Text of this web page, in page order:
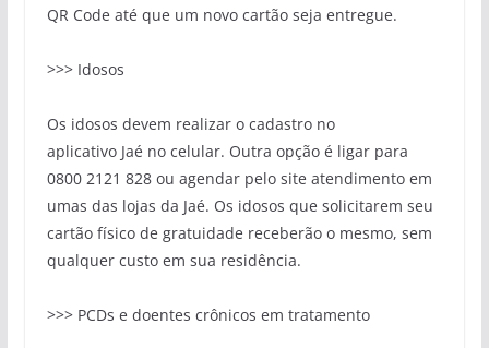
QR Code até que um novo cartão seja entregue.
>>> Idosos
Os idosos devem realizar o cadastro no
aplicativo Jaé no celular. Outra opção é ligar para
0800 2121 828 ou agendar pelo site atendimento em
umas das lojas da Jaé. Os idosos que solicitarem seu
cartão físico de gratuidade receberão o mesmo, sem
qualquer custo em sua residência.
>>> PCDs e doentes crônicos em tratamento